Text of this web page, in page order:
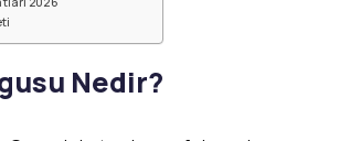
Nedir?